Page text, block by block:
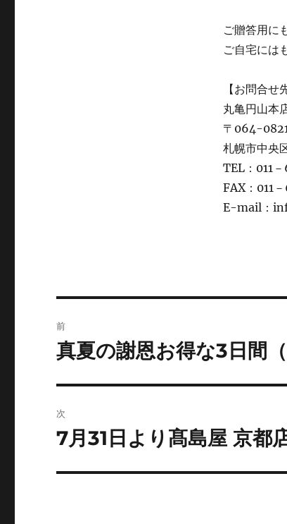
ご贈答用に
ご自宅には
【お問合せ
丸亀円山本
〒064-0821
札幌市中央
TEL：011－
FAX：011
E-mail：
稿
ゲ
前
前
投
稿:
真夏の謝恩お得な3日間（
次
次
投
7月31日より髙島屋 京都